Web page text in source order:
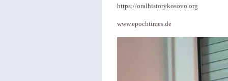
https://oralhistorykosovo.org
www.epochtimes.de